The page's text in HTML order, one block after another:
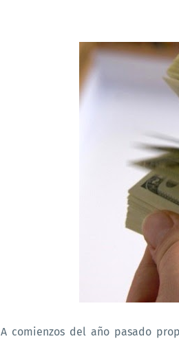
A comienzos del año pasado